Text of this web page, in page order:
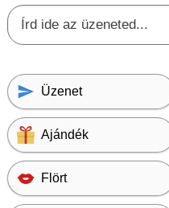
Üzenet
Ajándék
Flört